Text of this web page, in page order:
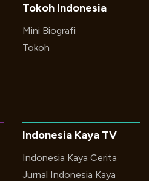
Tokoh Indonesia
Mini Biografi
Tokoh
Indonesia Kaya TV
Indonesia Kaya Cerita
Jurnal Indonesia Kaya